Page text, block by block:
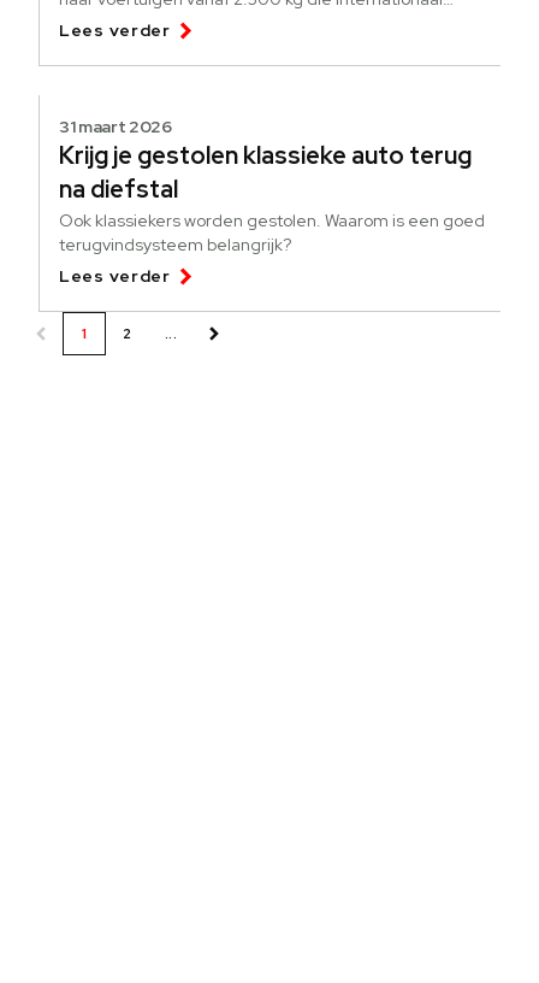
goederen vervoeren.
Lees verder
31 maart 2026
Krijg je gestolen klassieke auto terug
na diefstal
Ook klassiekers worden gestolen. Waarom is een goed
terugvindsysteem belangrijk?
Lees verder
1 2 ...